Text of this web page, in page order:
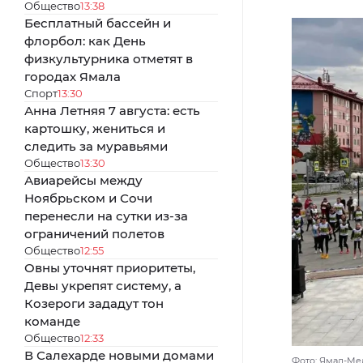
Общество13:38
Бесплатный бассейн и
флорбол: как День
физкультурника отметят в
городах Ямала
Спорт13:30
Анна Летняя 7 августа: есть
картошку, жениться и
следить за муравьями
Общество13:30
Авиарейсы между
Ноябрьском и Сочи
перенесли на сутки из-за
ограничений полетов
Общество12:55
Овны уточнят приоритеты,
Девы укрепят систему, а
Козероги зададут тон
команде
Общество12:33
В Салехарде новыми домами Фото: Ямал-